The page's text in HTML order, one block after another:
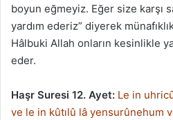
boyun eğmeyiz. Eğer size karşı
yardım ederiz” diyerek
Hâlbuki Allah onların kesinlikle
eder.
Haşr Suresi 12. Ayet: Le in
ve le in kûtılû lâ yensurûnehum